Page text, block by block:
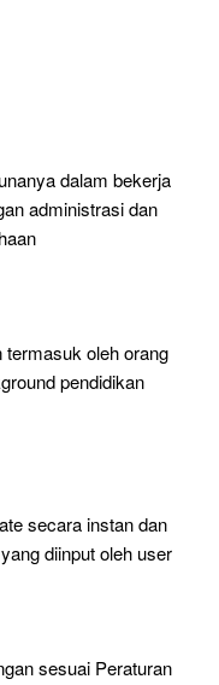
dalam bekerja
administrasi dan
oleh orang
pendidikan
secara instan dan
diinput oleh user
sesuai Peraturan